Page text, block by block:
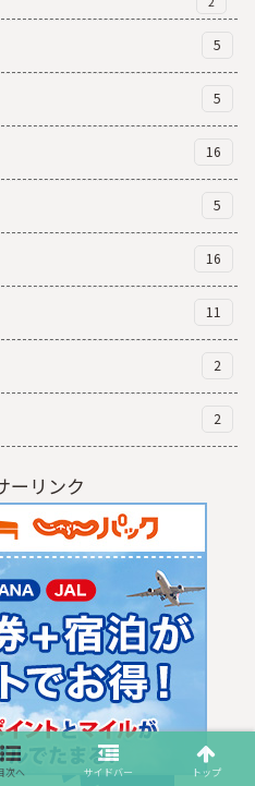
5
5
16
5
16
11
2
2
ーリンク
次へ サイドバー トップ